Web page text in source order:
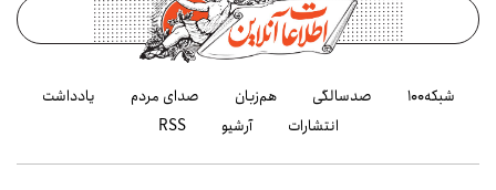
شبکه۱۰۰ صدسالگی هم‌زبان صدای مردم
یادداشت
انتشارات
آرشیو RSS